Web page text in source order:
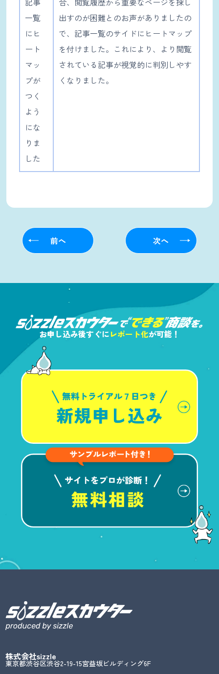
一覧
にヒ
ート
マッ
プが
つく
よう
にな
りま
した
出すのが困難とのお声がありましたの
で、記事一覧のサイドにヒートマップ
を付けました。これにより、より閲覧
されている記事が視覚的に判別しやす
くなりました。
前へ 次へ
お申し込み後すぐにレポート化が可能！
株式会社sizzle
東京都渋谷区渋谷2-19-15宮益坂ビルディング6F